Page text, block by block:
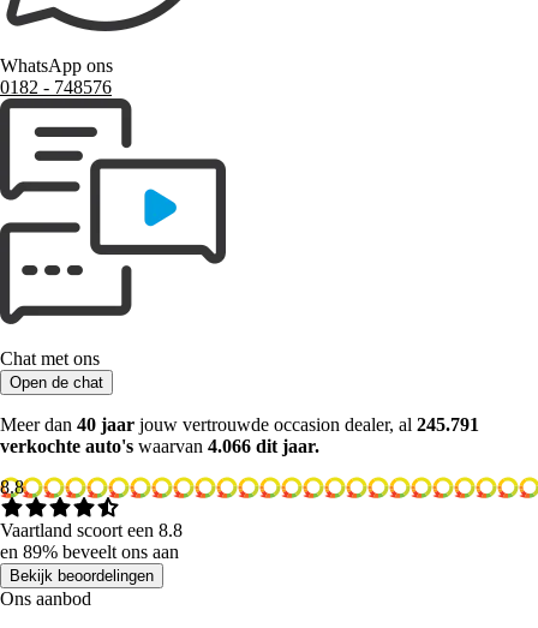
WhatsApp ons
0182 ‑ 748576
Chat met ons
Open de chat
Meer dan 40 jaar jouw vertrouwde occasion dealer, al 245.791
verkochte auto's waarvan 4.066 dit jaar.
8.8
Vaartland scoort een 8.8
en 89% beveelt ons aan
Bekijk beoordelingen
Ons aanbod